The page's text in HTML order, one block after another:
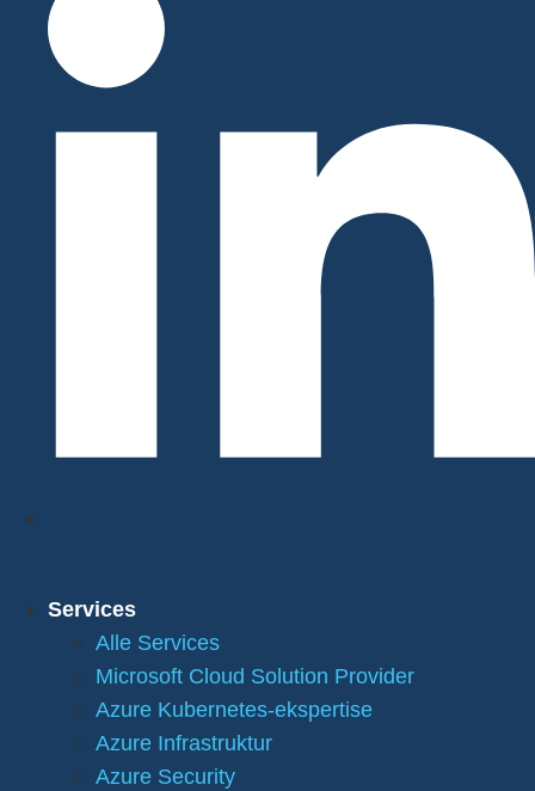
Services
Alle Services
Microsoft Cloud Solution Provider
Azure Kubernetes-ekspertise
Azure Infrastruktur
Azure Security